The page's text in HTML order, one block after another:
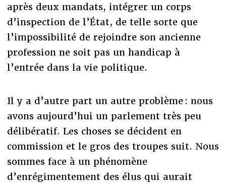
après deux mandats, intégrer un corps
d’inspection de l’État, de telle sorte que
l’impossibilité de rejoindre son ancienne
profession ne soit pas un handicap à
l’entrée dans la vie politique.
Il y a d’autre part un autre problème : nous
avons aujourd’hui un parlement très peu
délibératif. Les choses se décident en
commission et le gros des troupes suit. Nous
sommes face à un phénomène
d’enrégimentement des élus qui aurait